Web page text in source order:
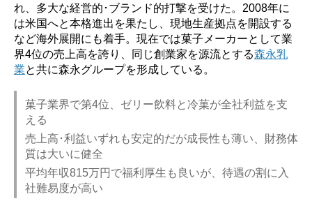
れ、多大な経営的･ブランド的打撃を受けた。2008年に
は米国へと本格進出を果たし、現地生産拠点を開設する
など海外展開にも着手。現在では菓子メーカーとして業
界4位の売上高を誇り、同じ創業家を源流とする森永乳
業と共に森永グループを形成している。
菓子業界で第4位、ゼリー飲料と冷菓が全社利益を支
える
売上高･利益いずれも安定的だが成長性も薄い、財務体
質は大いに健全
平均年収815万円で福利厚生も良いが、待遇の割に入
社難易度が高い